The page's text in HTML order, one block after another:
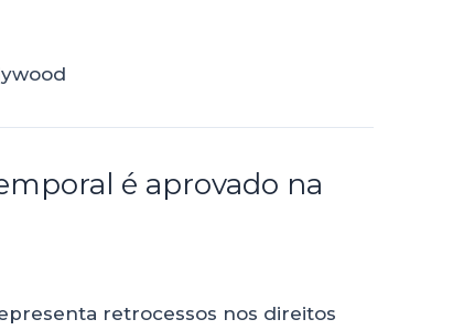
é aprovado na
retrocessos nos direitos